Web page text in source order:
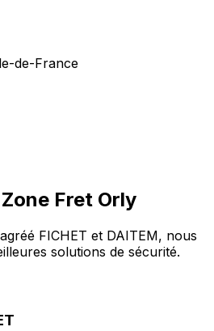
de-France
Zone Fret Orly
FICHET et DAITEM, nous
solutions de sécurité.